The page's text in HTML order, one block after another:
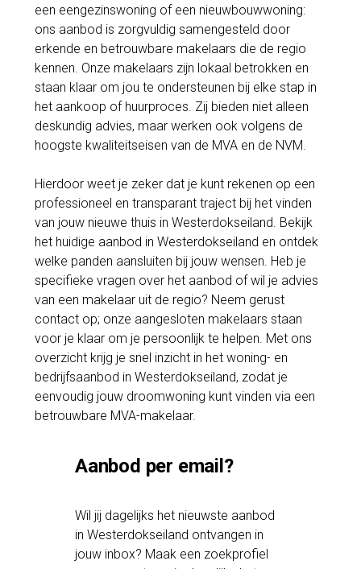
een eengezinswoning of een nieuwbouwwoning:
ons aanbod is zorgvuldig samengesteld door
erkende en betrouwbare makelaars die de regio
kennen. Onze makelaars zijn lokaal betrokken en
staan klaar om jou te ondersteunen bij elke stap in
het aankoop of huurproces. Zij bieden niet alleen
deskundig advies, maar werken ook volgens de
hoogste kwaliteitseisen van de MVA en de NVM.
Hierdoor weet je zeker dat je kunt rekenen op een
professioneel en transparant traject bij het vinden
van jouw nieuwe thuis in Westerdokseiland. Bekijk
het huidige aanbod in Westerdokseiland en ontdek
welke panden aansluiten bij jouw wensen. Heb je
specifieke vragen over het aanbod of wil je advies
van een makelaar uit de regio? Neem gerust
contact op; onze aangesloten makelaars staan
voor je klaar om je persoonlijk te helpen. Met ons
overzicht krijg je snel inzicht in het woning- en
bedrijfsaanbod in Westerdokseiland, zodat je
eenvoudig jouw droomwoning kunt vinden via een
betrouwbare MVA-makelaar.
Aanbod per email?
Wil jij dagelijks het nieuwste aanbod
in Westerdokseiland ontvangen in
jouw inbox? Maak een zoekprofiel